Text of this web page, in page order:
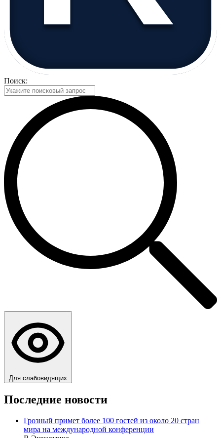
Поиск:
Для слабовидящих
Последние новости
Грозный примет более 100 гостей из около 20 стран
мира на международной конференции